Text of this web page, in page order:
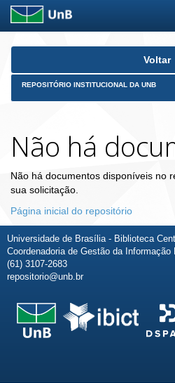
Skip
Voltar
REPOSITÓRIO INSTITUCIONAL DA UNB
Não há
Não há documentos disponíveis no
sua solicitação.
Página inicial do repositório
Universidade de Brasília - Biblioteca
Coordenadoria de Gestão da Informação
(61) 3107-2683
repositorio@unb.br